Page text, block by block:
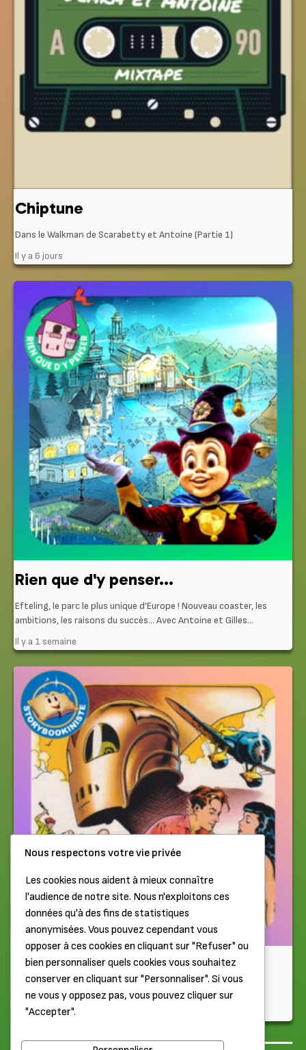
Chiptune
Dans le Walkman de Scarabetty et Antoine (Partie 1)
Il y a 6 jours
Rien que d'y penser...
Efteling, le parc le plus unique d’Europe ! Nouveau coaster, les
ambitions, les raisons du succès… Avec Antoine et Gilles...
Il y a 1 semaine
Storybookiniste
Rocketeer – Plein gaz vers Hollywood
Il y a 2 semaines
Nous respectons votre vie privée
Les cookies nous aident à mieux connaître
l'audience de notre site. Nous n'exploitons ces
données qu'à des fins de statistiques
anonymisées. Vous pouvez cependant vous
opposer à ces cookies en cliquant sur "Refuser" ou
bien personnaliser quels cookies vous souhaitez
conserver en cliquant sur "Personnaliser". Si vous
ne vous y opposez pas, vous pouvez cliquer sur
"Accepter".